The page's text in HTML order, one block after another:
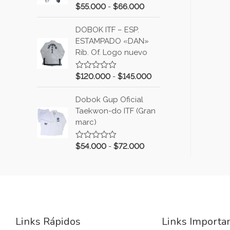
o
c
n
0
d
e
5
V
o
r
a
d
o
c
o
d
e
5
$55.000 - $66.000
DOBOK ITF – ESP.
ESTAMPADO «DAN»
Rib. Of. Logo nuevo
V
o
r
a
d
o
c
o
$120.000 - $145.000
Dobok Gup Oficial
Taekwon-do ITF (Gran
marc)
V
n
$54.000 - $72.000
Links Rápidos Links